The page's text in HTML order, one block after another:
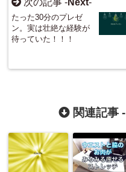
次の記事 -Next-
たった30分のプレゼ
ン。実は壮絶な経験が
待っていた！！！
関連記事 -